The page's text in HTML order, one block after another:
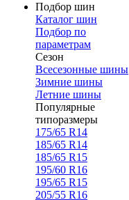
Подбор шин
Каталог шин
Подбор по
параметрам
Сезон
Всесезонные шины
Зимние шины
Летние шины
Популярные
типоразмеры
175/65 R14
185/65 R14
185/65 R15
195/60 R16
195/65 R15
205/55 R16